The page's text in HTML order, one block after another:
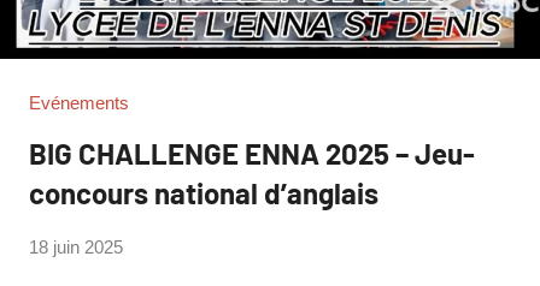
Evénements
BIG CHALLENGE ENNA 2025 – Jeu-
concours national d’anglais
par
18 juin 2025